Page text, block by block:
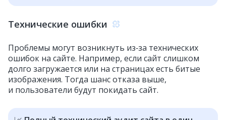
Технические ошибки
Проблемы могут возникнуть из‑за технических
ошибок на сайте. Например, если сайт слишком
долго загружается или на страницах есть битые
изображения. Тогда шанс отказа выше,
и пользователи будут покидать сайт.